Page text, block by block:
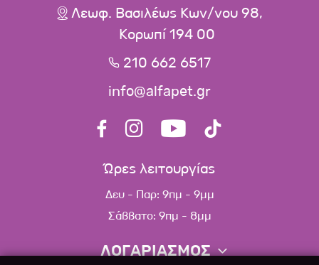
Λεωφ. Βασιλέως Κων/νου 98,
Κορωπί 194 00
210 662 6517
info@alfapet.gr
Ώρες λειτουργίας
Δευ - Παρ: 9πμ - 9μμ
Σάββατο: 9πμ - 8μμ
ΛΟΓΑΡΙΑΣΜΟΣ